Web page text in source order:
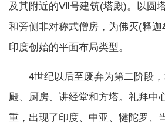
及其附近的Ⅶ号建筑(塔殿)。以圆
和旁侧非对称式僧房，为佛灭(释
印度创始的平面布局类型。
4世纪以后至废弃为第二阶段，
殿、厨房、讲经堂和方塔。礼拜中
重，出现了印度、中亚、犍陀罗、